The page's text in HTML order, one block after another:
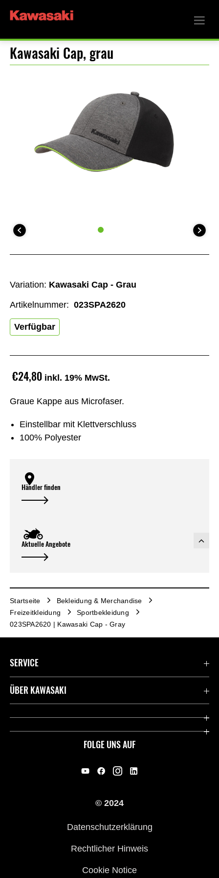
Kawasaki Cap, grau
Graue Kappe aus Microfaser.
Einstellbar mit Klettverschluss
100% Polyester
€24,80 inkl. 19% MwSt.
Variation: Kawasaki Cap - Grau
Verfügbar
Artikelnummer: 023SPA2620
Händler finden
Aktuelle Angebote
Startseite
Bekleidung & Merchandise
Freizeitkleidung
Sportbekleidung
023SPA2620 | Kawasaki Cap - Gray
FOLGE UNS AUF
SERVICE
Kontaktiere uns
ÜBER KAWASAKI
Kawasaki Deutschland
© 2024
Datenschutzerklärung
Rechtlicher Hinweis
Cookie Notice